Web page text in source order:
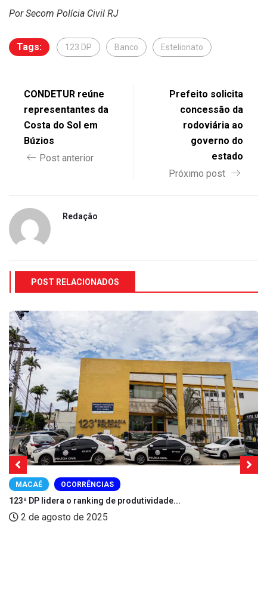
Por Secom Polícia Civil RJ
Tags: 123 DP Banco Estelionato
CONDETUR reúne
representantes da
Costa do Sol em
Búzios
Post anterior
Prefeito solicita
concessão da
rodoviária ao
governo do
estado
Próximo post
Redação
POST RELACIONADOS
MACAÉ OCORRÊNCIAS
123ª DP lidera o ranking de produtividade...
2 de agosto de 2025